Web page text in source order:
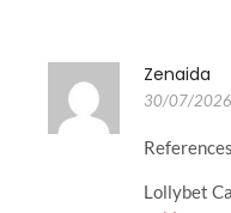
Zenaida
30/07/
Lollybet